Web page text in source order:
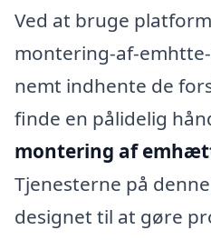
Ved at bruge
montering-af-
nemt indhente de
finde en pålidelig
montering af
Tjenesterne på
designet til at gøre